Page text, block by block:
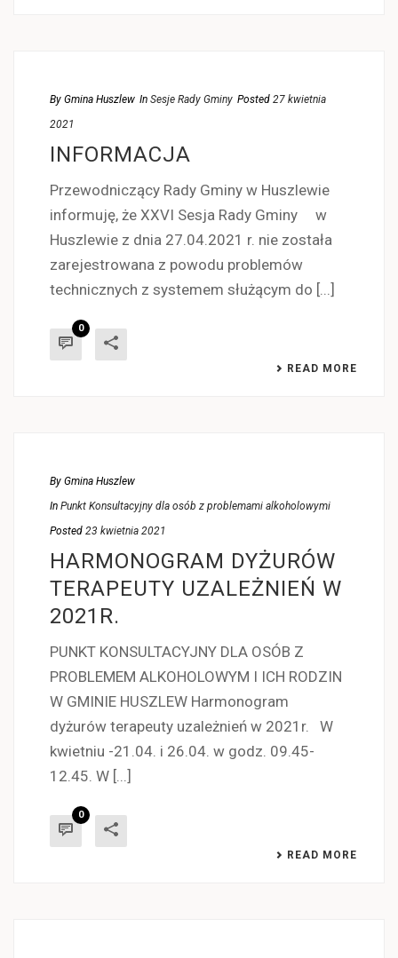
By Gmina Huszlew In Sesje Rady Gminy Posted 27 kwietnia
2021
INFORMACJA
Przewodniczący Rady Gminy w Huszlewie
informuję, że XXVI Sesja Rady Gminy w
Huszlewie z dnia 27.04.2021 r. nie została
zarejestrowana z powodu problemów
technicznych z systemem służącym do [...]
0
READ MORE
By Gmina Huszlew
In Punkt Konsultacyjny dla osób z problemami alkoholowymi
Posted 23 kwietnia 2021
HARMONOGRAM DYŻURÓW
TERAPEUTY UZALEŻNIEŃ W
2021R.
PUNKT KONSULTACYJNY DLA OSÓB Z
PROBLEMEM ALKOHOLOWYM I ICH RODZIN
W GMINIE HUSZLEW Harmonogram
dyżurów terapeuty uzależnień w 2021r. W
kwietniu -21.04. i 26.04. w godz. 09.45-
12.45. W [...]
0
READ MORE